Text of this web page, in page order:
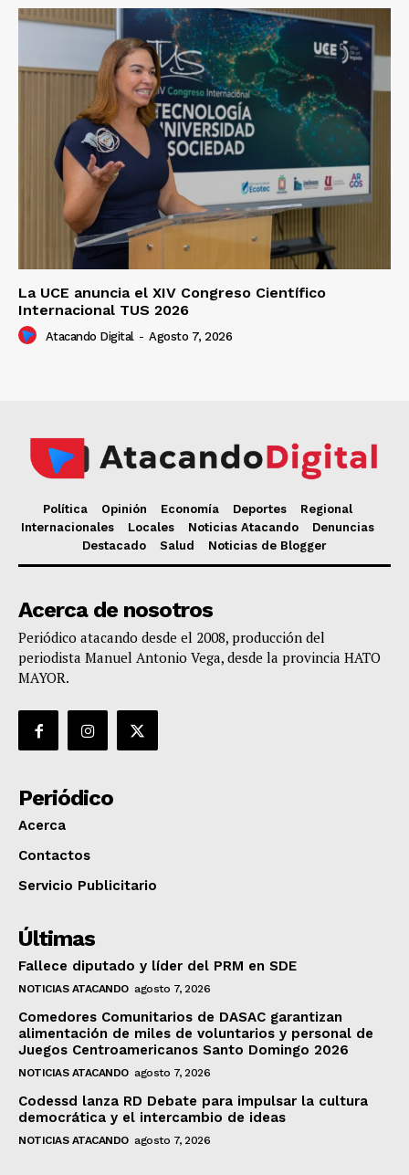
La UCE anuncia el XIV Congreso Científico
Internacional TUS 2026
Atacando Digital - Agosto 7, 2026
Política Opinión Economía Deportes
Regional
Internacionales
Locales Noticias Atacando
Denuncias
Destacado
Salud Noticias de Blogger
Acerca de nosotros
Periódico atacando desde el 2008, producción del
periodista Manuel Antonio Vega, desde la provincia HATO
MAYOR.
Periódico
Acerca
Contactos
Servicio Publicitario
Últimas
Fallece diputado y líder del PRM en SDE
NOTICIAS ATACANDO agosto 7, 2026
Comedores Comunitarios de DASAC garantizan
alimentación de miles de voluntarios y personal de
Juegos Centroamericanos Santo Domingo 2026
NOTICIAS ATACANDO agosto 7, 2026
Codessd lanza RD Debate para impulsar la cultura
democrática y el intercambio de ideas
NOTICIAS ATACANDO agosto 7, 2026